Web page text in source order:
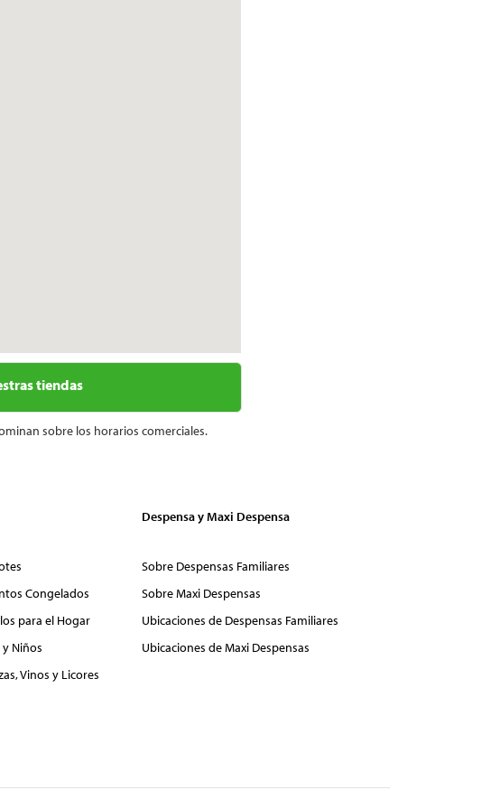
tiendas
sobre los horarios comerciales.
Congelados
para el Hogar
Niños
Vinos y Licores
Despensa y Maxi Despensa
Sobre Despensas Familiares
Sobre Maxi Despensas
Ubicaciones de Despensas Familiares
Ubicaciones de Maxi Despensas